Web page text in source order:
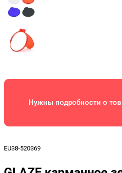
Нужны подробности о
EU38-520369